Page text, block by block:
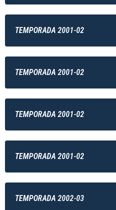
TEMPORADA 2001-02
TEMPORADA 2001-02
TEMPORADA 2001-02
TEMPORADA 2001-02
TEMPORADA 2002-03